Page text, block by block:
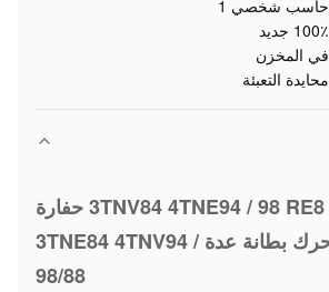
حاسب شخصي 1
100٪ جديد
في المخزن
محايدة التعبئة
3TNV84 4TNE94 / 98 RE8 PD6T حفارة
YANMAR محرك بطانة عدة 3TNE84 4TNV94 /
98/88